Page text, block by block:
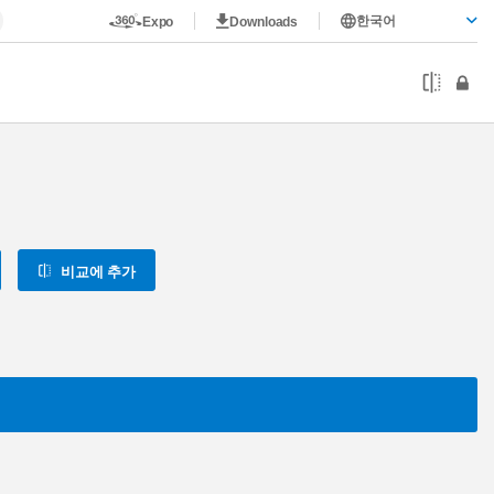
Expo Downloads 한국어
비교에 추가